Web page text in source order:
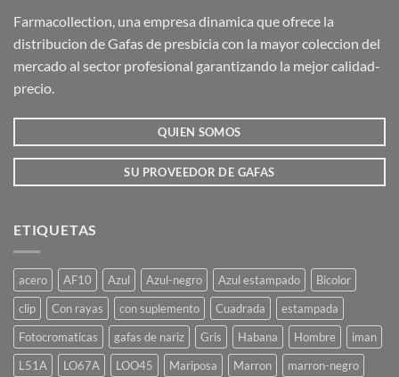
opciones
se
elegir
de
producto
opciones
elegir
de
Farmacollection, una empresa dinamica que ofrece la
distribucion de Gafas de presbicia con la mayor coleccion del
mercado al sector profesional garantizando la mejor calidad-
precio.
QUIEN SOMOS
SU PROVEEDOR DE GAFAS
ETIQUETAS
acero AF10 Azul Azul-negro Azul estampado
Bicolor
clip
Con rayas con suplemento Cuadrada
estampada
Fotocromaticas
gafas de nariz Gris Habana Hombre
iman
L51A
LO67A LOO45 Mariposa Marron
marron-negro